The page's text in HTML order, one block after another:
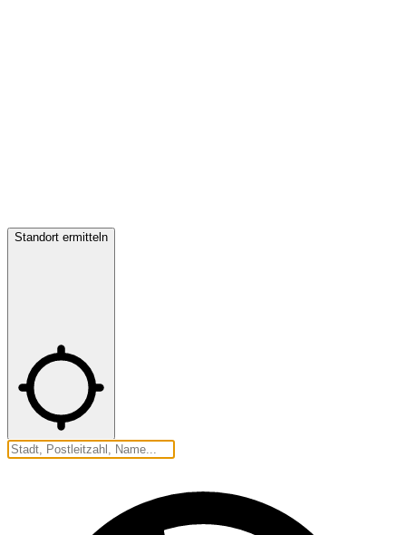
Standort ermitteln